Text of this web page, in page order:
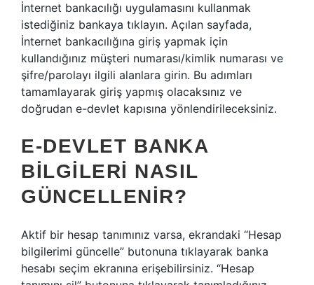
İnternet bankacılığı uygulamasını kullanmak
istediğiniz bankaya tıklayın. Açılan sayfada,
İnternet bankacılığına giriş yapmak için
kullandığınız müşteri numarası/kimlik numarası ve
şifre/parolayı ilgili alanlara girin. Bu adımları
tamamlayarak giriş yapmış olacaksınız ve
doğrudan e-devlet kapısına yönlendirileceksiniz.
E-DEVLET BANKA
BILGILERI NASIL
GÜNCELLENIR?
Aktif bir hesap tanımınız varsa, ekrandaki “Hesap
bilgilerimi güncelle” butonuna tıklayarak banka
hesabı seçim ekranına erişebilirsiniz. “Hesap